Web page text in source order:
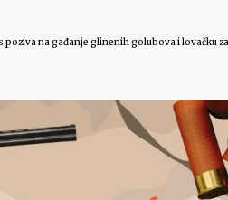
na gađanje glinenih golubova i lovačku